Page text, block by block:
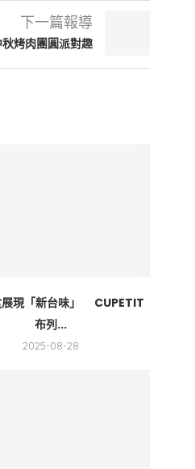
下一篇報導
烤肉團圓派對趣
展現「新台味」 CUPETIT
布列...
2025-08-28